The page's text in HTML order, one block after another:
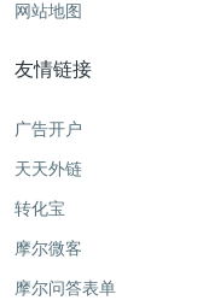
网站地图
友情链接
广告开户
天天外链
转化宝
摩尔微客
摩尔问答表单